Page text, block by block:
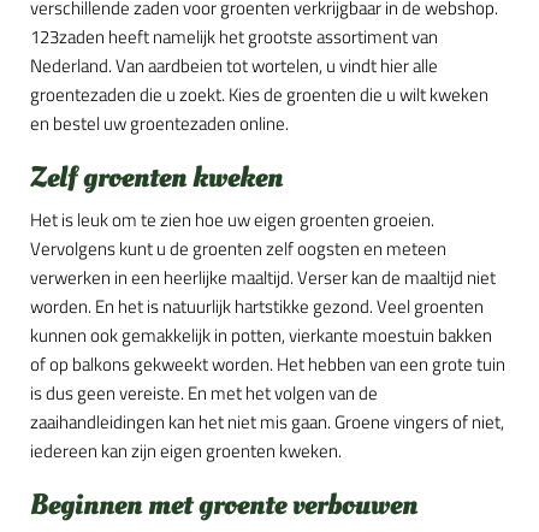
verschillende zaden voor groenten verkrijgbaar in de webshop.
123zaden heeft namelijk het grootste assortiment van
Nederland. Van aardbeien tot wortelen, u vindt hier alle
groentezaden die u zoekt. Kies de groenten die u wilt kweken
en bestel uw groentezaden online.
Zelf groenten kweken
Het is leuk om te zien hoe uw eigen groenten groeien.
Vervolgens kunt u de groenten zelf oogsten en meteen
verwerken in een heerlijke maaltijd. Verser kan de maaltijd niet
worden. En het is natuurlijk hartstikke gezond. Veel groenten
kunnen ook gemakkelijk in potten, vierkante moestuin bakken
of op balkons gekweekt worden. Het hebben van een grote tuin
is dus geen vereiste. En met het volgen van de
zaaihandleidingen kan het niet mis gaan. Groene vingers of niet,
iedereen kan zijn eigen groenten kweken.
Beginnen met groente verbouwen